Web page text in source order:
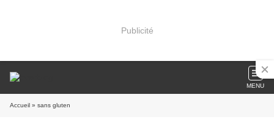
Publicité
MENU
Accueil » sans gluten